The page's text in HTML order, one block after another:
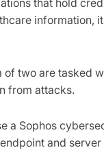
information,
of two are tasked
from attacks.
a Sophos
and